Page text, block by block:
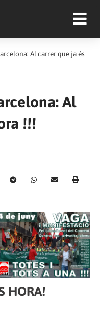
Al carrer que ja és
Al
!!!
HORA!